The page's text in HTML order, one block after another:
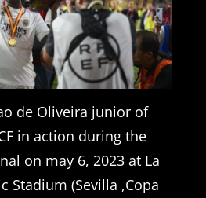
de Oliveira junior of
in action during the
on may 6, 2023 at La
Stadium (Sevilla ,Copa